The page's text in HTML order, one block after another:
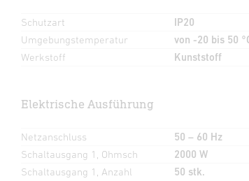
Schutzart
IP20
Umgebungstemperatur
von -20 bis 50
Werkstoff
Kunststoff
Elektrische Ausführung
Netzanschluss
50 – 60 Hz
Schaltausgang 1, Ohmsch
2000 W
Schaltausgang 1, Anzahl
50 stk.